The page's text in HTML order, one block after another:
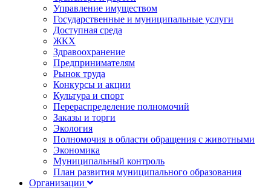
Управление имуществом
Государственные и муниципальные услуги
Доступная среда
ЖКХ
Здравоохранение
Предпринимателям
Рынок труда
Конкурсы и акции
Культура и спорт
Перераспределение полномочий
Заказы и торги
Экология
Полномочия в области обращения с животными
Экономика
Муниципальный контроль
План развития муниципального образования
Организации